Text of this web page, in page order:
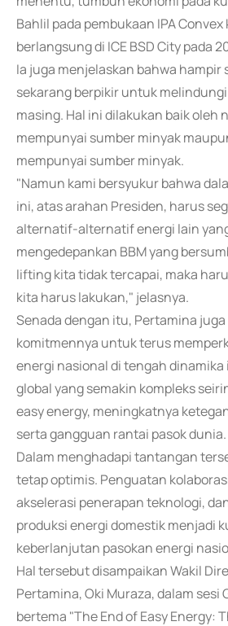
Bahlil pada pembukaan IPA
berlangsung di ICE BSD City pada
Ia juga menjelaskan bahwa hampir
sekarang berpikir untuk
masing. Hal ini dilakukan baik oleh
mempunyai sumber minyak
mempunyai sumber minyak.
"Namun kami bersyukur bahwa
ini, atas arahan Presiden, harus
alternatif-alternatif energi lain
mengedepankan BBM yang
lifting kita tidak tercapai, maka
kita harus lakukan," jelasnya.
Senada dengan itu, Pertamina
komitmennya untuk terus
energi nasional di tengah
global yang semakin kompleks
easy energy, meningkatnya
serta gangguan rantai pasok dunia.
Dalam menghadapi tantangan
tetap optimis. Penguatan
akselerasi penerapan teknologi,
produksi energi domestik menjadi
keberlanjutan pasokan energi
Hal tersebut disampaikan Wakil
Pertamina, Oki Muraza, dalam sesi
bertema "The End of Easy Energy: